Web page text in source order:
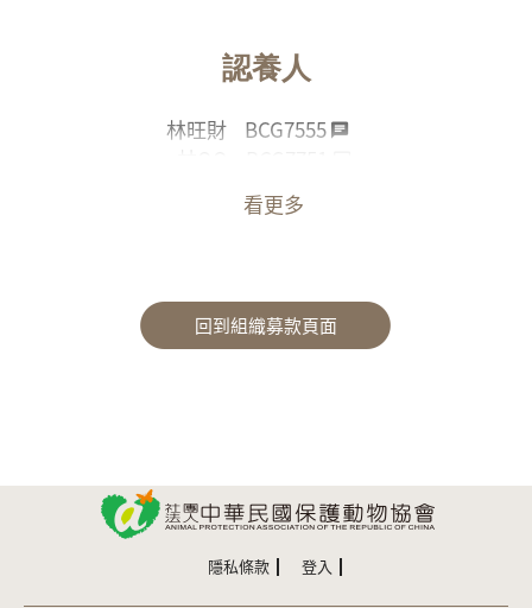
認養人
林旺財
BCG7555
李寶珠
BCG8805
看更多
回到組織募款頁面
隱私條款 登入